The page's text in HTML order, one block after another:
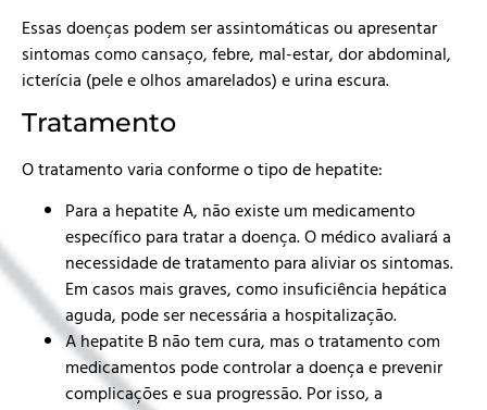
Essas doenças podem ser assintomáticas ou apresentar
sintomas como cansaço, febre, mal-estar, dor abdominal,
icterícia (pele e olhos amarelados) e urina escura.
Tratamento
O tratamento varia conforme o tipo de hepatite:
Para a hepatite A, não existe um medicamento
específico para tratar a doença. O médico avaliará a
necessidade de tratamento para aliviar os sintomas.
Em casos mais graves, como insuficiência hepática
aguda, pode ser necessária a hospitalização.
A hepatite B não tem cura, mas o tratamento com
medicamentos pode controlar a doença e prevenir
complicações e sua progressão. Por isso, a